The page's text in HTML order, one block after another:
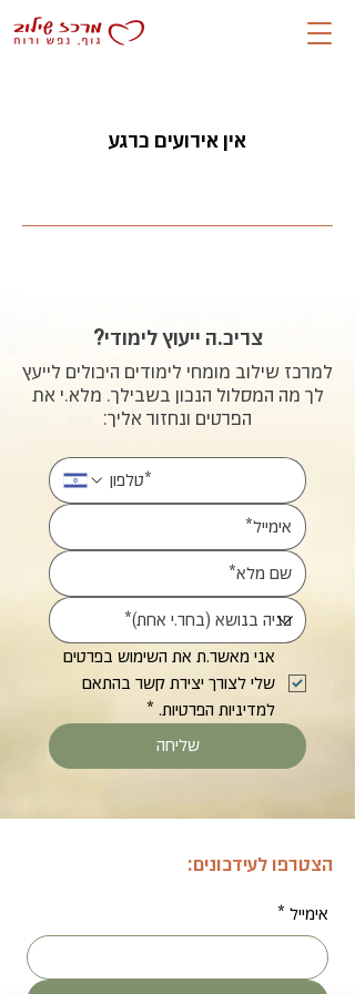
אין אירועים כרגע
צריכ.ה ייעוץ לימודי?
למרכז שילוב מומחי לימודים היכולים לייעץ
לך מה המסלול הנכון בשבילך. מלא.י את
הפרטים ונחזור אליך:
למדיניות הפרטיות. *
שליחה
הצטרפו לעידכונים:
אימייל *